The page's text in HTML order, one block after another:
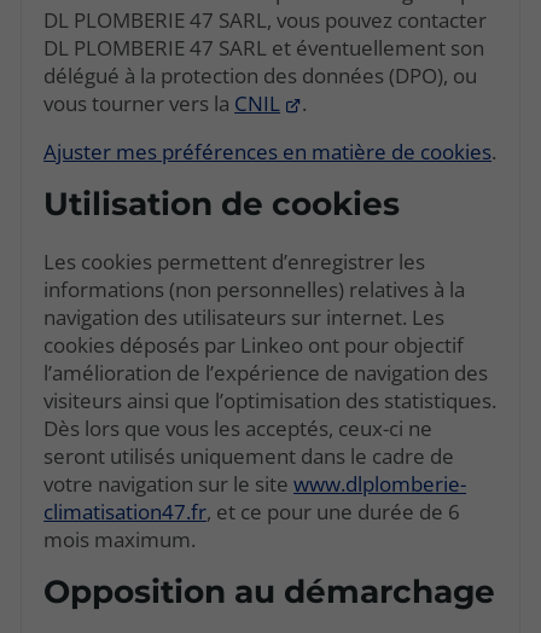
DL PLOMBERIE 47 SARL, vous pouvez contacter
DL PLOMBERIE 47 SARL et éventuellement son
délégué à la protection des données (DPO), ou
vous tourner vers la CNIL
.
Ajuster mes préférences en matière de cookies.
Utilisation de cookies
Les cookies permettent d’enregistrer les
informations (non personnelles) relatives à la
navigation des utilisateurs sur internet. Les
cookies déposés par Linkeo ont pour objectif
l’amélioration de l’expérience de navigation des
visiteurs ainsi que l’optimisation des statistiques.
Dès lors que vous les acceptés, ceux-ci ne
seront utilisés uniquement dans le cadre de
votre navigation sur le sitewww.dlplomberie-
climatisation47.fr, et ce pour une durée de 6
mois maximum.
Opposition au démarchage